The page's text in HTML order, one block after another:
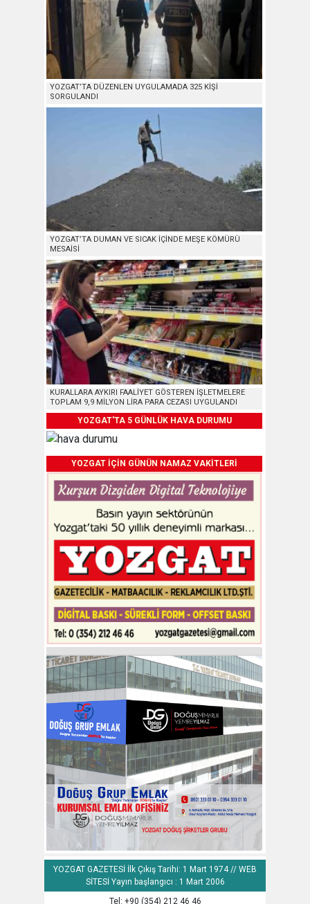
YOZGAT’TA DÜZENLEN UYGULAMADA 325 KİŞİ
SORGULANDI
YOZGAT’TA DUMAN VE SICAK İÇİNDE MEŞE KÖMÜRÜ
MESAİSİ
KURALLARA AYKIRI FAALİYET GÖSTEREN İŞLETMELERE
TOPLAM 9,9 MİLYON LİRA PARA CEZASI UYGULANDI
YOZGAT'TA 5 GÜNLÜK HAVA DURUMU
YOZGAT İÇİN GÜNÜN NAMAZ VAKİTLERİ
YOZGAT GAZETESİ İlk Çıkış Tarihi: 1 Mart 1974 // WEB
SİTESİ Yayın başlangıcı : 1 Mart 2006
Tel: +90 (354) 212 46 46